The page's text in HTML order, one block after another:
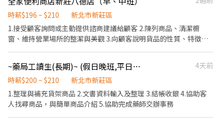
取店 → 新北市新莊區四維路21號1樓 新莊立志 - 智取店 → 新北市新
莊區新泰路412之1號1樓 新莊中興 - 智取店 → 新北市新莊區中興街
21號1樓 新莊自立 - 智取店 → 新北市新莊區自立街186號1樓 新莊體
育 - 智取店 → 新北市新莊區公園路95號1樓 新莊建國 - 智取店 → 新
北市新莊區建國一路86號1樓 新莊中港二 - 智取店 → 新北市新莊區
中港一街126號1樓 新莊中原 - 智取店 → 新北市新莊區中原路225號
1樓 新莊五工店 → 新北市新莊區五工路92號1樓 新莊中信 - 智取店
→ 新北市新莊區中信街53號1樓 新莊福德 - 智取店 → 新北市新莊區
福德一街70號1樓 新莊中正 - 智取店 → 新北市新莊區中正路881-16
號1樓 新莊萬安 - 智取店 → 新北市新莊區萬安街24號1樓 新莊中港 -
市新莊區中正路881-16號1樓 新莊榮華 - 智取店 新北市新莊區榮華
路一段58號1樓 新莊公園 - 智取店 新北市新莊區公園路60號1樓 - ❤
加好友 0968932263 ➜ 優S立即為您安排 ❤ 快速報名
https://lin.ee/dw3fQXf 【截圖應徵職缺+姓名+電話】 ⭐優先安排⭐
束營業前，統計銷售情形、盤點貨品存量及撰寫當日業務報表。
時薪$196 ~ $210
新北市新莊區
1.接受顧客詢問或主動提供諮商建議給顧客 2.陳列商品、清潔櫥
窗、維持營業場所的整潔與美觀 3.向顧客說明貨品的性質、特徵、
據，完成交易手續 6.在當天結束營業前，統計銷售情形、盤點貨品
存量及撰寫當日業務報表
~藥局工讀生(長期)~ (假日晚班,平日晚班)
4天前
時薪$200 ~ $210
新北市新莊區
1.整理與補充貨架商品 2.文書資料輸入及整理 3.結帳收銀 4.協助客
人找尋商品，與簡單商品介紹 5.協助完成藥師交辦事務